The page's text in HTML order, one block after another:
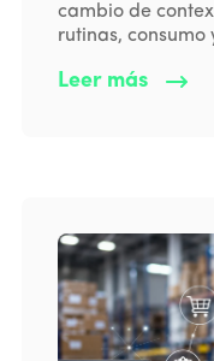
cambio de
rutinas, consumo
Leer más